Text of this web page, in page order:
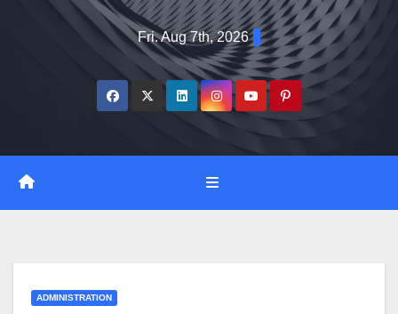
Fri. Aug 7th, 2026
ADMINISTRATION